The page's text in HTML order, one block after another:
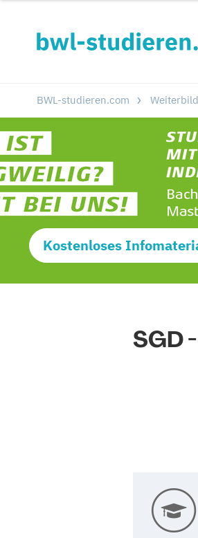
BWL-studieren.com
Kostenloses
SGD